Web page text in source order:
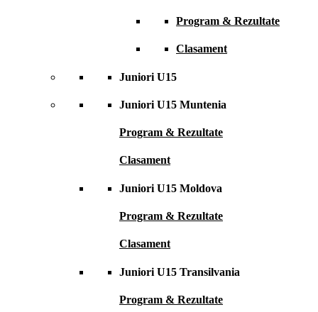
Program & Rezultate
Clasament
Juniori U15
Juniori U15 Muntenia
Program & Rezultate
Clasament
Juniori U15 Moldova
Program & Rezultate
Clasament
Juniori U15 Transilvania
Program & Rezultate